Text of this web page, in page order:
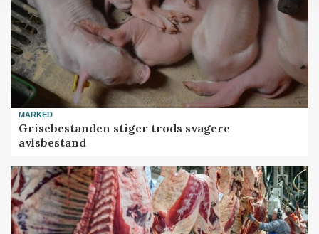
MARKED
Grisebestanden stiger trods svagere
avlsbestand